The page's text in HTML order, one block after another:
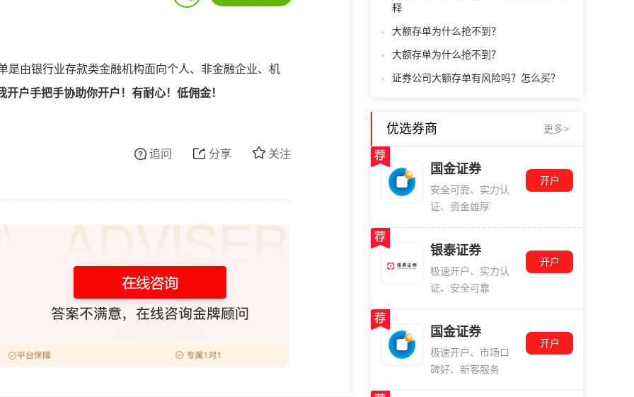
是由银行业存款类金融机构面向个人、非金融企业、机
开户手把手协助你开户！有耐心！低佣金！
关注
分享
追问
释
大额存单为什么抢不到？
大额存单为什么抢不到？
证券公司大额存单有风险吗？怎么买？
优选券商 更多>
国金证券
安全可靠、实力认
证、资金雄厚
开户
银泰证券
极速开户、实力认
证、安全可靠
开户
国金证券
极速开户、市场口
碑好、新客服务
开户